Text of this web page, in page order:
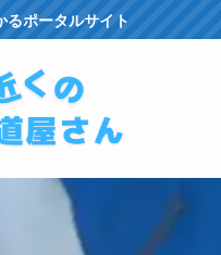
るポータルサイト